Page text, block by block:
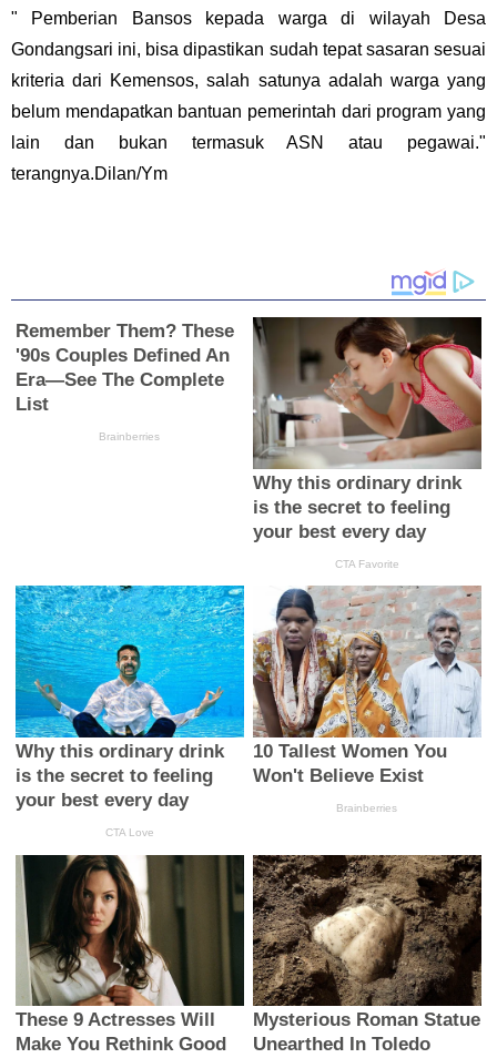
" Pemberian Bansos kepada warga di wilayah Desa
Gondangsari ini, bisa dipastikan sudah tepat sasaran sesuai
kriteria dari Kemensos, salah satunya adalah warga yang
belum mendapatkan bantuan pemerintah dari program yang
lain dan bukan termasuk ASN atau pegawai."
terangnya.Dilan/Ym